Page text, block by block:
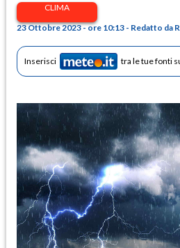
CLIMA
23 Ottobre 2023 - ore 10:13 - Redatto da
Inserisci tra le tue fonti